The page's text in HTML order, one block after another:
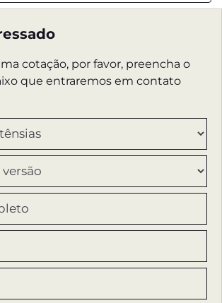
cotação, por favor, preencha o
que entraremos em contato